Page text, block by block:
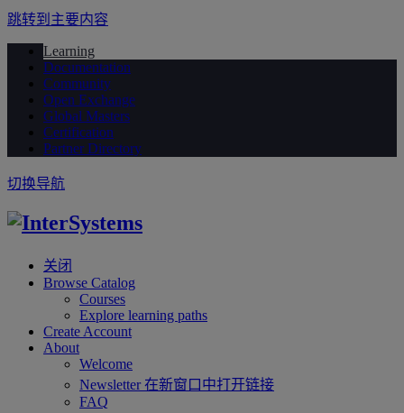
跳转到主要内容
Learning
Documentation
Community
Open Exchange
Global Masters
Certification
Partner Directory
切换导航
关闭
Browse Catalog
Courses
Explore learning paths
Create Account
About
Welcome
Newsletter在新窗口中打开链接
FAQ